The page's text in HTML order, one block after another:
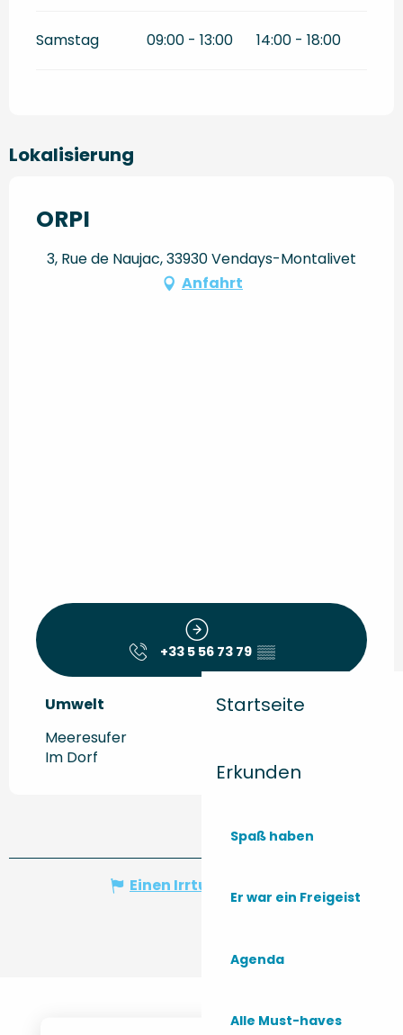
Startseite
Erkunden
Spaß haben
Er war ein Freigeist
Agenda
Alle Must-haves
Samstag 09:00 - 13:00 14:00 - 18:00
Lokalisierung
ORPI
3, Rue de Naujac, 33930 Vendays-Montalivet
Anfahrt
+33 5 56 73 79 ▒▒
Umwelt
Umwelt
Meeresufer
Im Dorf
Einen Irrtum angeben